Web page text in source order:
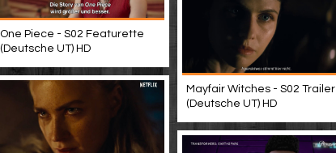
One Piece - S02 Featurette
(Deutsche UT) HD
Mayfair Witches - S02 Trailer
(Deutsche UT) HD